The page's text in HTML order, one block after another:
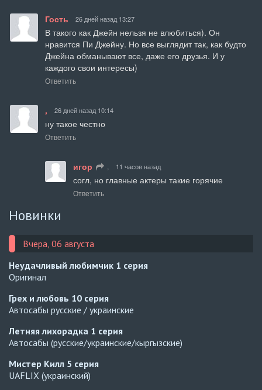
Гость 26 дней назад 13:27
В такого как Джейн нельзя не влюбиться). Он
нравится Пи Джейну. Но все выглядит так, как будто
Джейна обманывают все, даже его друзья. И у
каждого свои интересы)
Ответить
, 26 дней назад 10:14
ну такое честно
Ответить
игор 11 часов назад
согл, но главные актеры такие горячие
Ответить
Новинки
Вчера, 06 августа
Неудачливый любимчик 1 серия
Оригинал
Грех и любовь 10 серия
Автосабы русские / украинские
Летняя лихорадка 1 серия
Автосабы (русские/украинские/кыргызские)
Мистер Килл 5 серия
UAFLIX (украинский)